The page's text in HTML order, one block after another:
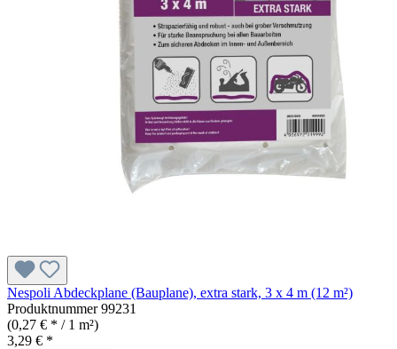
Nespoli Abdeckplane (Bauplane), extra stark, 3 x 4 m (12 m²)
Produktnummer99231
(0,27 € * / 1 m²)
3,29 € *